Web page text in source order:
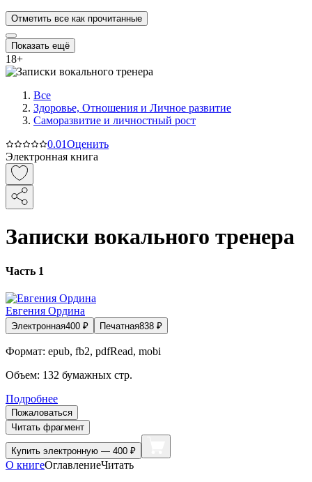
Отметить все как прочитанные
Показать ещё
18+
Все
Здоровье, Отношения и Личное развитие
Саморазвитие и личностный рост
0.01Оценить
Электронная книга
Записки вокального тренера
Часть 1
Евгения Ордина
Электронная400 ₽ Печатная838 ₽
Формат: epub, fb2, pdfRead, mobi
Объем: 132 бумажных стр.
Подробнее
Пожаловаться
Читать фрагмент
Купить электронную — 400 ₽
О книгеОглавлениеЧитать